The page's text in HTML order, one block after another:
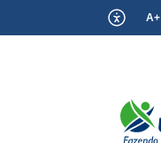
A+